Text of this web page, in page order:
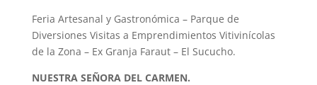
Feria Artesanal y Gastronómica – Parque de
Diversiones Visitas a Emprendimientos Vitivinícolas
de la Zona – Ex Granja Faraut – El Sucucho.
NUESTRA SEÑORA DEL CARMEN.